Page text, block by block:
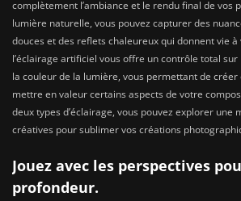
complètement l’ambiance et le rendu final de vos
lumière naturelle, vous pouvez capturer des
douces et des reflets chaleureux qui donnent vie à
l’éclairage artificiel vous offre un contrôle total sur
la couleur de la lumière, vous permettant de
mettre en valeur certains aspects de votre
deux types d’éclairage, vous pouvez explorer une
créatives pour sublimer vos créations
Jouez avec les perspectives
profondeur.